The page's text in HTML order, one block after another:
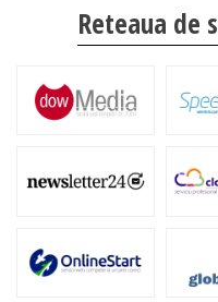
Reteaua de